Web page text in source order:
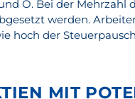
O. Bei der Mehrzahl
werden.
hoch der
MIT